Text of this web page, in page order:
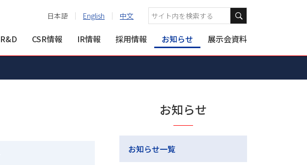
日本語 English 中文
R&D CSR情報 IR情報 採用情報 お知らせ 展示会資料
お知らせ
お知らせ一覧